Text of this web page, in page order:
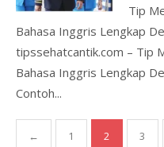
Tip
Bahasa Inggris Lengkap
tipssehatcantik.com – Tip
Bahasa Inggris Lengkap
Contoh...
← 1 2 3